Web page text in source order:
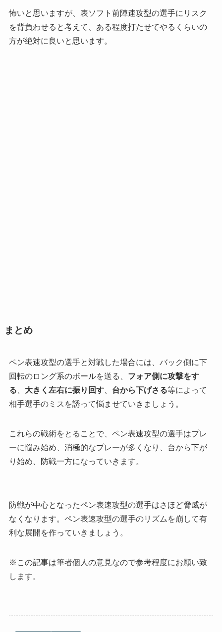
怖いと思いますが、表ソフト前陣速攻型の選手にリスク
を背負わせると考えて、ある程度打たせてやるくらいの
方が絶対に良いと思います。
まとめ
ペン表速攻型の選手と対戦した場合には、 バック側に下
回転のロング系のボールを送る
フォア側に攻撃をす
る
大きく左右に振り回す、 台から下げさる等によって
相手選手のミスを誘って悩ませていきましょう。
これらの戦術をとることで、ペン表速攻型の選手はプレ
ーに悩み始め、消極的なプレーが多くなり、台から下が
り始め、防戦一方になっていきます。
防戦が中心となったペン表速攻型の選手はさほど脅威が
なくなります。ペン表速攻型の選手のリズムを崩して有
利な展開を作っていきましょう。
※この記事は筆者個人の意見なので参考程度にお願い致
します。